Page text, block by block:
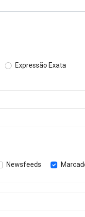
Expressão Exata
Newsfeeds